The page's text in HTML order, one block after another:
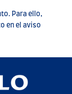
Para ello,
en el aviso